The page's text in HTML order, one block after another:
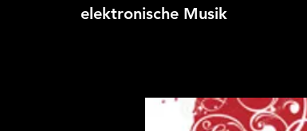
elektronische Musik